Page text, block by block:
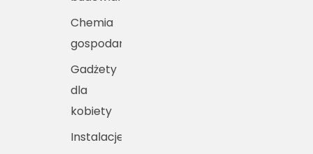
Chemia
gospodarcza
Gadżety
dla
kobiety
Instalacje